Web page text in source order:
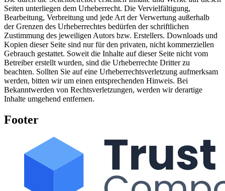
Seiten unterliegen dem Urheberrecht. Die Vervielfältigung,
Bearbeitung, Verbreitung und jede Art der Verwertung außerhalb
der Grenzen des Urheberrechtes bedürfen der schriftlichen
Zustimmung des jeweiligen Autors bzw. Erstellers. Downloads und
Kopien dieser Seite sind nur für den privaten, nicht kommerziellen
Gebrauch gestattet. Soweit die Inhalte auf dieser Seite nicht vom
Betreiber erstellt wurden, sind die Urheberrechte Dritter zu
beachten. Sollten Sie auf eine Urheberrechtsverletzung aufmerksam
werden, bitten wir um einen entsprechenden Hinweis. Bei
Bekanntwerden von Rechtsverletzungen, werden wir derartige
Inhalte umgehend entfernen.
Footer